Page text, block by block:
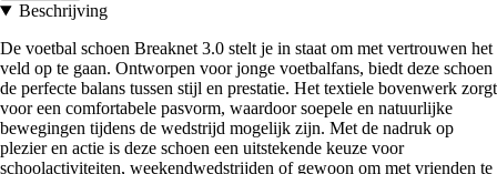
Beschrijving
De voetbal schoen Breaknet 3.0 stelt je in staat om met vertrouwen het
veld op te gaan. Ontworpen voor jonge voetbalfans, biedt deze schoen
de perfecte balans tussen stijl en prestatie. Het textiele bovenwerk zorgt
voor een comfortabele pasvorm, waardoor soepele en natuurlijke
bewegingen tijdens de wedstrijd mogelijk zijn. Met de nadruk op
plezier en actie is deze schoen een uitstekende keuze voor
schoolactiviteiten, weekendwedstrijden of gewoon om met vrienden te